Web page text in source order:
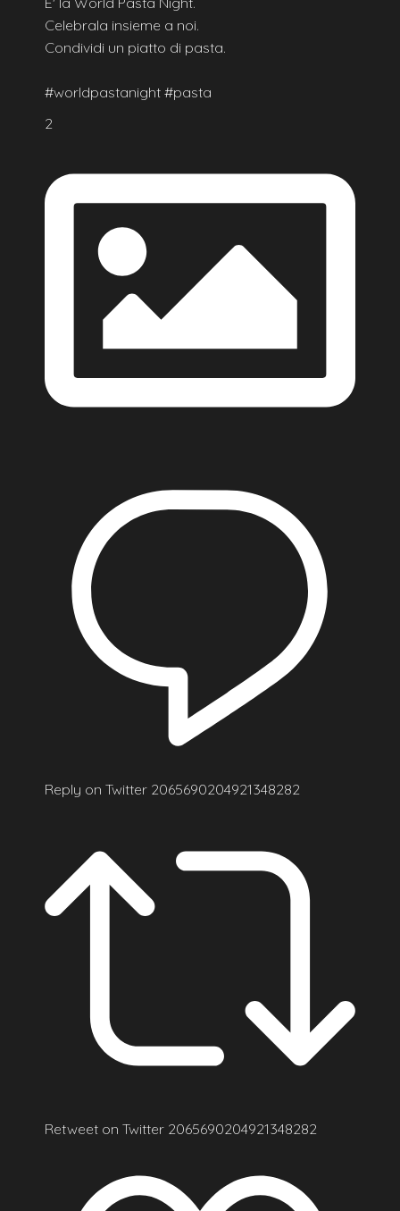
Celebrala insieme a noi.
Condividi un piatto di pasta.
#worldpastanight #pasta
2
Reply on Twitter 2065690204921348282
Retweet on Twitter 2065690204921348282